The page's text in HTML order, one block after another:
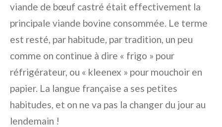
viande de bœuf castré était effectivement la
principale viande bovine consommée. Le terme
est resté, par habitude, par tradition, un peu
comme on continue à dire « frigo » pour
réfrigérateur, ou « kleenex » pour mouchoir en
papier. La langue française a ses petites
habitudes, et on ne va pas la changer du jour au
lendemain !